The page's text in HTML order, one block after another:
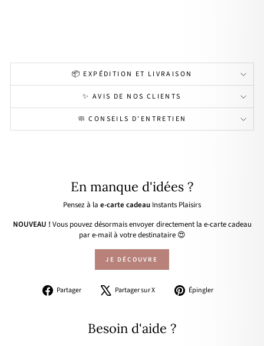
📦 EXPÉDITION ET LIVRAISON
✨ AVIS DE NOS CLIENTS
🧼 CONSEILS D'ENTRETIEN
En manque d'idées ?
Pensez à la e-carte cadeau Instants Plaisirs
NOUVEAU ! Vous pouvez désormais envoyer directement la e-carte cadeau
par e-mail à votre destinataire 😍
JE DÉCOUVRE
Partager
PartagerPartager sur X
Tweeter Épingler
Besoin d'aide ?